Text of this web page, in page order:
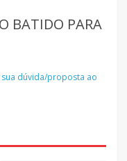
BATIDO PARA
dúvida/proposta ao